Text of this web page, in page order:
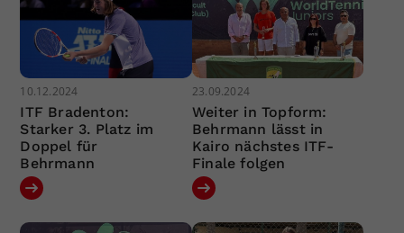
10.12.2024
ITF Bradenton:
Starker 3. Platz im
Doppel für
Behrmann
23.09.2024
Weiter in Topform:
Behrmann lässt in
Kairo nächstes ITF-
Finale folgen